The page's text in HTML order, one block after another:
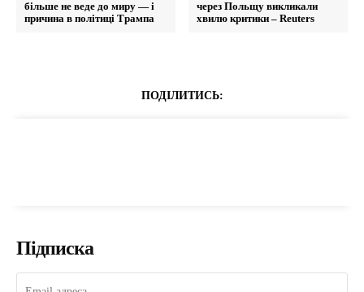
більше не веде до миру — і
причина в політиці Трампа
через Польщу викликали
хвилю критики – Reuters
ПОДІЛИТИСЬ:
Підписка